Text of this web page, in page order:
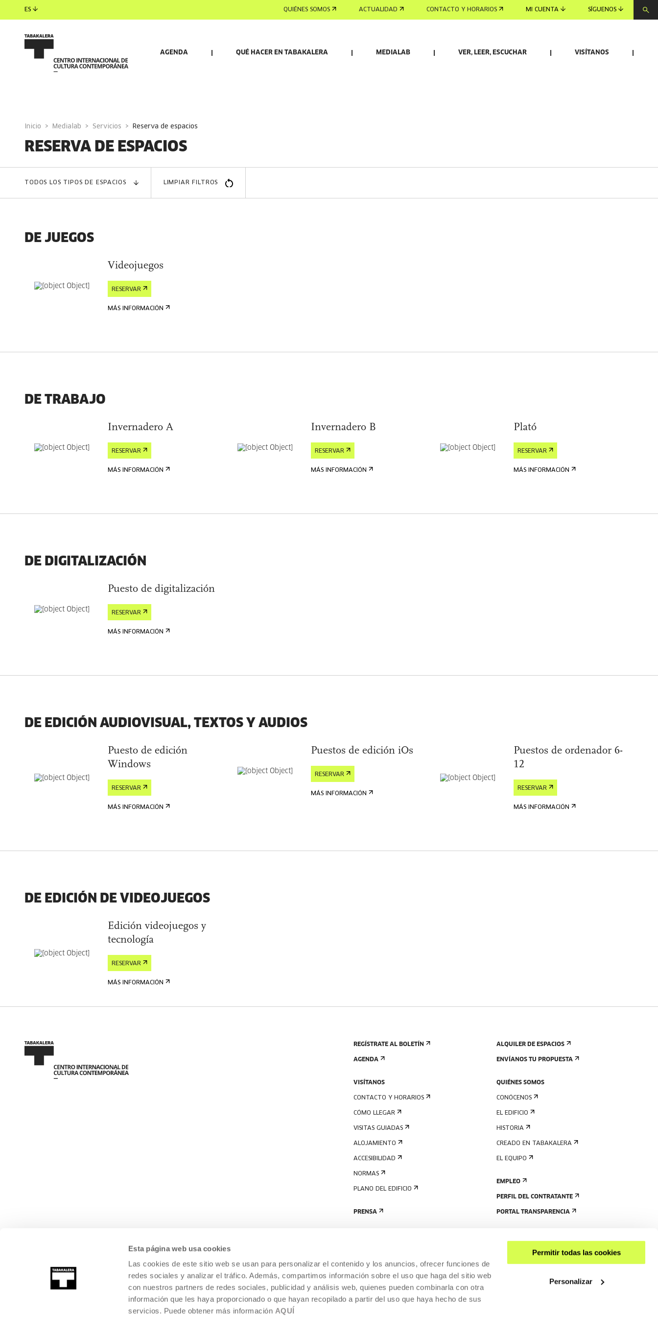
Esta página web usa cookies
Las cookies de este sitio web se usan para personalizar el contenido y los anuncios, ofrecer funciones de
redes sociales y analizar el tráfico. Además, compartimos información sobre el uso que haga del sitio web
con nuestros partners de redes sociales, publicidad y análisis web, quienes pueden combinarla con otra
información que les haya proporcionado o que hayan recopilado a partir del uso que haya hecho de sus
servicios. Puede obtener más información AQUÍ
Permitir todas las cookies
Personalizar
ES QUIÉNES SOMOS ACTUALIDAD CONTACTO Y HORARIOS MI CUENTA SÍGUENOS
AGENDA QUÉ HACER EN TABAKALERA MEDIALAB VER, LEER, ESCUCHAR VISÍTANOS
Inicio Medialab Servicios reserva de espacios
RESERVA DE ESPACIOS
TODOS LOS TIPOS DE ESPACIOS LIMPIAR FILTROS
DE JUEGOS
Videojuegos
RESERVAR
MÁS INFORMACIÓN
DE TRABAJO
Invernadero A
RESERVAR
MÁS INFORMACIÓN
Invernadero B
RESERVAR
MÁS INFORMACIÓN
Plató
RESERVAR
MÁS INFORMACIÓN
DE DIGITALIZACIÓN
Puesto de digitalización
RESERVAR
MÁS INFORMACIÓN
DE EDICIÓN AUDIOVISUAL, TEXTOS Y AUDIOS
Puesto de edición
Windows
RESERVAR
MÁS INFORMACIÓN
Puestos de edición iOs
RESERVAR
MÁS INFORMACIÓN
Puestos de ordenador 6-
12
RESERVAR
MÁS INFORMACIÓN
DE EDICIÓN DE VIDEOJUEGOS
Edición videojuegos y
tecnología
RESERVAR
MÁS INFORMACIÓN
REGÍSTRATE AL BOLETÍN
AGENDA
VISÍTANOS
CONTACTO Y HORARIOS
CÓMO LLEGAR
VISITAS GUIADAS
ALOJAMIENTO
ACCESIBILIDAD
NORMAS
PLANO DEL EDIFICIO
PRENSA
ALQUILER DE ESPACIOS
ENVÍANOS TU PROPUESTA
QUIÉNES SOMOS
CONÓCENOS
EL EDIFICIO
HISTORIA
CREADO EN TABAKALERA
EL EQUIPO
EMPLEO
PERFIL DEL CONTRATANTE
PORTAL TRANSPARENCIA